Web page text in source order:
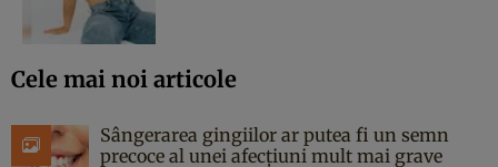
Cele mai noi articole
Sângerarea gingiilor ar putea fi un semn
precoce al unei afecțiuni mult mai grave